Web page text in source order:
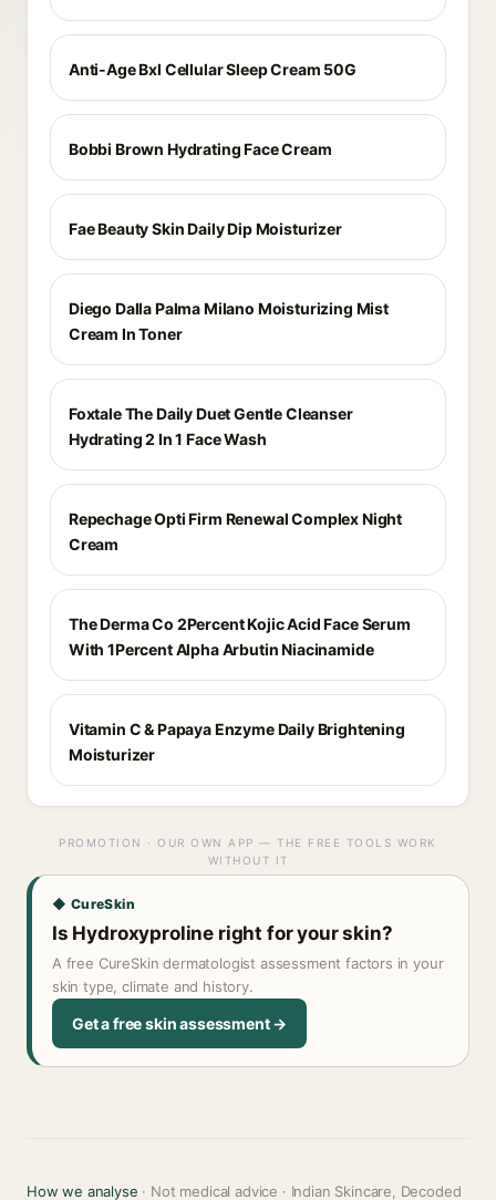
Anti-Age Bxl Cellular Sleep Cream 50G
Bobbi Brown Hydrating Face Cream
Fae Beauty Skin Daily Dip Moisturizer
Diego Dalla Palma Milano Moisturizing Mist
Cream In Toner
Foxtale The Daily Duet Gentle Cleanser
Hydrating 2 In 1 Face Wash
Repechage Opti Firm Renewal Complex Night
Cream
The Derma Co 2Percent Kojic Acid Face Serum
With 1Percent Alpha Arbutin Niacinamide
Vitamin C & Papaya Enzyme Daily Brightening
Moisturizer
PROMOTION · OUR OWN APP — THE FREE TOOLS WORK
WITHOUT IT
◆ CureSkin
Is Hydroxyproline right for your skin?
A free CureSkin dermatologist assessment factors in your
skin type, climate and history.
Get a free skin assessment →
How we analyse · Not medical advice · Indian Skincare, Decoded